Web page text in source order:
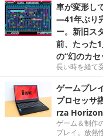
車が変形し
―41年ぶり
ー。新旧ス
前、たった
の“幻のカ
長い時を経て
ゲームプレ
プロセッサ
rza Horizon
ゲーム＆制作
プレイ。放熱